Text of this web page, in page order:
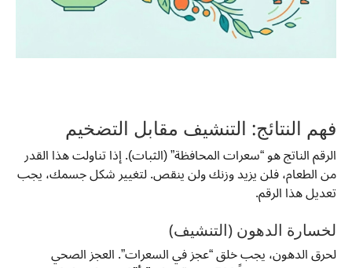
فهم النتائج: التنشيف مقابل التضخيم
الرقم الناتج هو “سعرات المحافظة” (الثبات). إذا تناولت هذا القدر
من الطعام، فلن يزيد وزنك ولن ينقص. لتغيير شكل جسمك، يجب
تعديل هذا الرقم.
لخسارة الدهون (التنشيف)
لحرق الدهون، يجب خلق “عجز في السعرات”. العجز الصحي